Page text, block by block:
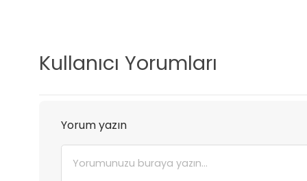
Kullanıcı Yorumları
Yorum yazın